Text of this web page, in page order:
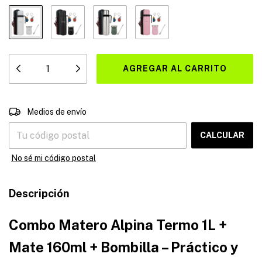
Entregas para el CP:
Medios de envío
CALCULAR
No sé mi código postal
Descripción
Combo Matero Alpina Termo 1L +
Mate 160ml + Bombilla – Práctico y